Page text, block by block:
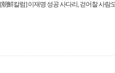
[朝鮮칼럼] 이재명 성공 사다리, 걷어찰 사람